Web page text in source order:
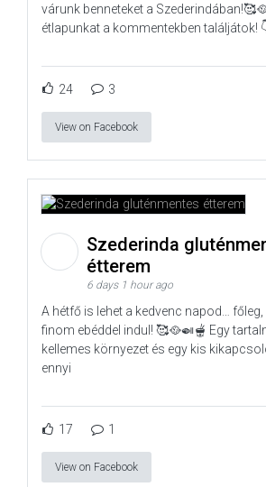
várunk benneteket a
étlapunkat a kommentekben találjátok!
24 3
View on Facebook
Szederinda
étterem
6 days 1 hour ago
A hétfő is lehet a kedvenc napod… főleg,
finom ebéddel indul! 🥰🥘🍛🫕 Egy
kellemes környezet és egy kis
ennyi
17 1
View on Facebook